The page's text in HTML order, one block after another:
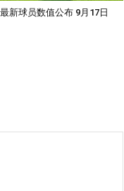
新球员数值公布 9月17日